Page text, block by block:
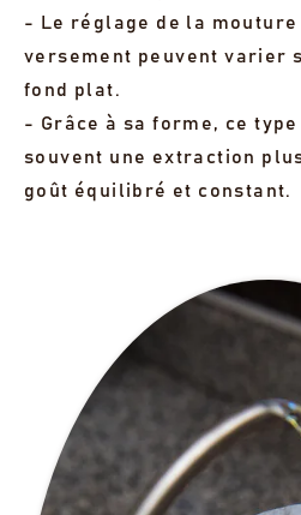
- Le réglage de la
versement peuvent varier
fond plat.
- Grâce à sa forme, ce
souvent une extraction
goût équilibré et constant.